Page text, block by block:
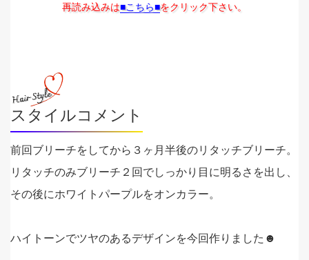
再読み込みは■こちら■をクリック下さい。
スタイルコメント
前回ブリーチをしてから３ヶ月半後のリタッチブリーチ。
リタッチのみブリーチ２回でしっかり目に明るさを出し、
その後にホワイトパープルをオンカラー。
ハイトーンでツヤのあるデザインを今回作りました☻